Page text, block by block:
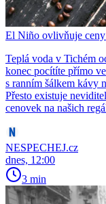
El Niño ovlivňuje
Teplá voda v Tichém
konec pocítíte přímo
s ranním šálkem kávy
Přesto existuje
cenovek na našich
NESPECHEJ.cz
dnes, 12:00
3 min